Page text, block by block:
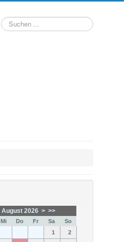
Suchen
...
August 2026 > >>
Mi Do Fr Sa
So
1
2